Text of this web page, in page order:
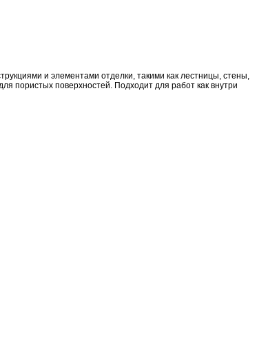
и элементами отделки, такими как лестницы, стены,
пористых поверхностей. Подходит для работ как внутри